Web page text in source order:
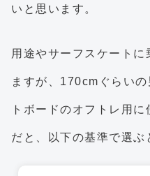
いと思います。
用途やサーフスケートに
ますが、170cmぐらい
トボードのオフトレ用
だと、以下の基準で選ぶ